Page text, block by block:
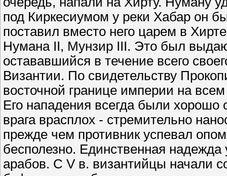
под Киркесиумом у реки Хабар он
поставил вместо него царем в
Нумана II, Мунзир III. Это был
остававшийся в течение всего
Византии. По свидетельству
восточной границе империи на
Его нападения всегда были хорошо
врага врасплох - стремительно
прежде чем противник успевал
бесполезно. Единственная
арабов. С V в. византийцы начали